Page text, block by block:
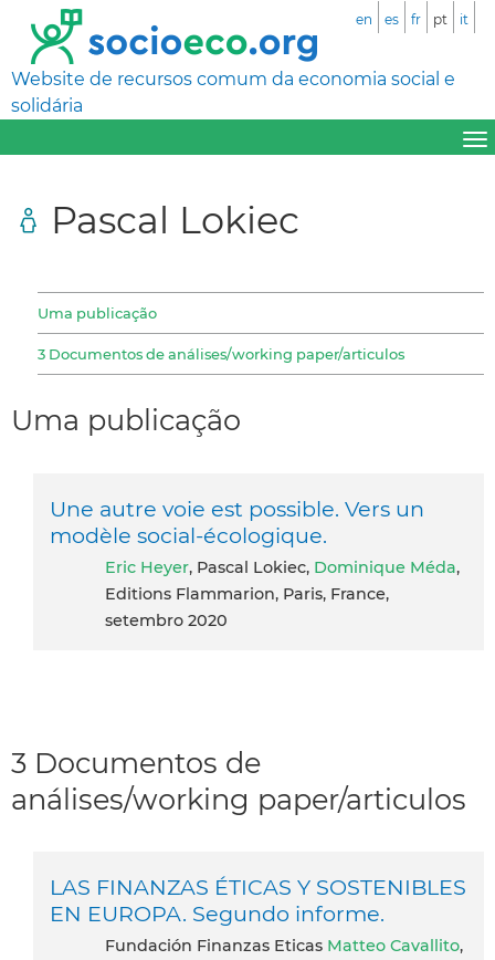
Website de recursos comum da economia social e
solidária
en es fr pt it
Pascal Lokiec
Uma publicação
3 Documentos de análises/working paper/articulos
Uma publicação
Une autre voie est possible. Vers un
modèle social-écologique.
Eric Heyer, Pascal Lokiec, Dominique Méda,
Editions Flammarion, Paris, France,
setembro 2020
3 Documentos de
análises/working paper/articulos
LAS FINANZAS ÉTICAS Y SOSTENIBLES
EN EUROPA. Segundo informe.
Fundación Finanzas Eticas Matteo Cavallito,